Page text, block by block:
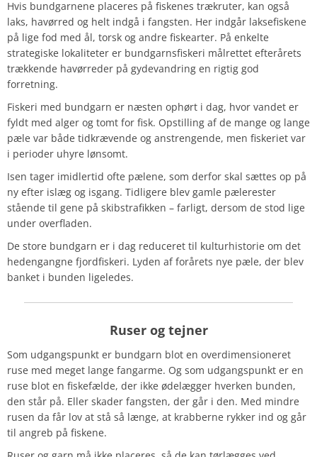
Hvis bundgarnene placeres på fiskenes trækruter, kan også
laks, havørred og helt indgå i fangsten. Her indgår laksefiskene
på lige fod med ål, torsk og andre fiskearter. På enkelte
strategiske lokaliteter er bundgarnsfiskeri målrettet efterårets
trækkende havørreder på gydevandring en rigtig god
forretning.
Fiskeri med bundgarn er næsten ophørt i dag, hvor vandet er
fyldt med alger og tomt for fisk. Opstilling af de mange og lange
pæle var både tidkrævende og anstrengende, men fiskeriet var
i perioder uhyre lønsomt.
Isen tager imidlertid ofte pælene, som derfor skal sættes op på
ny efter islæg og isgang. Tidligere blev gamle pælerester
stående til gene på skibstrafikken – farligt, dersom de stod lige
under overfladen.
De store bundgarn er i dag reduceret til kulturhistorie om det
hedengangne fjordfiskeri. Lyden af forårets nye pæle, der blev
banket i bunden ligeledes.
Ruser og tejner
Som udgangspunkt er bundgarn blot en overdimensioneret
ruse med meget lange fangarme. Og som udgangspunkt er en
ruse blot en fiskefælde, der ikke ødelægger hverken bunden,
den står på. Eller skader fangsten, der går i den. Med mindre
rusen da får lov at stå så længe, at krabberne rykker ind og går
til angreb på fiskene.